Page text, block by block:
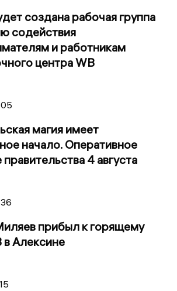
создана рабочая группа
содействия
и работникам
центра WB
магия имеет
начало. Оперативное
4 августа
прибыл к горящему
в Алексине